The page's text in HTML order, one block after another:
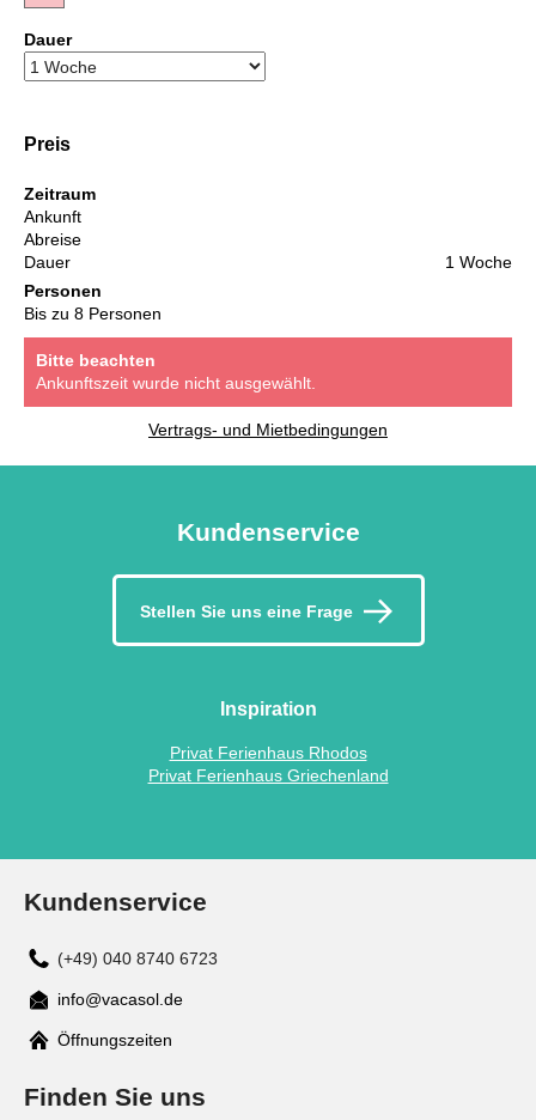
Dauer
Preis
Zeitraum
Ankunft
Abreise
Dauer
1 Woche
Personen
Bis zu 8 Personen
Bitte beachten
Ankunftszeit wurde nicht ausgewählt.
Vertrags- und Mietbedingungen
Kundenservice
Stellen Sie uns eine Frage
Inspiration
Privat Ferienhaus Rhodos
Privat Ferienhaus Griechenland
Kundenservice
(+49) 040 8740 6723
Mail
info@vacasol.de
Öffnungszeiten
Finden Sie uns